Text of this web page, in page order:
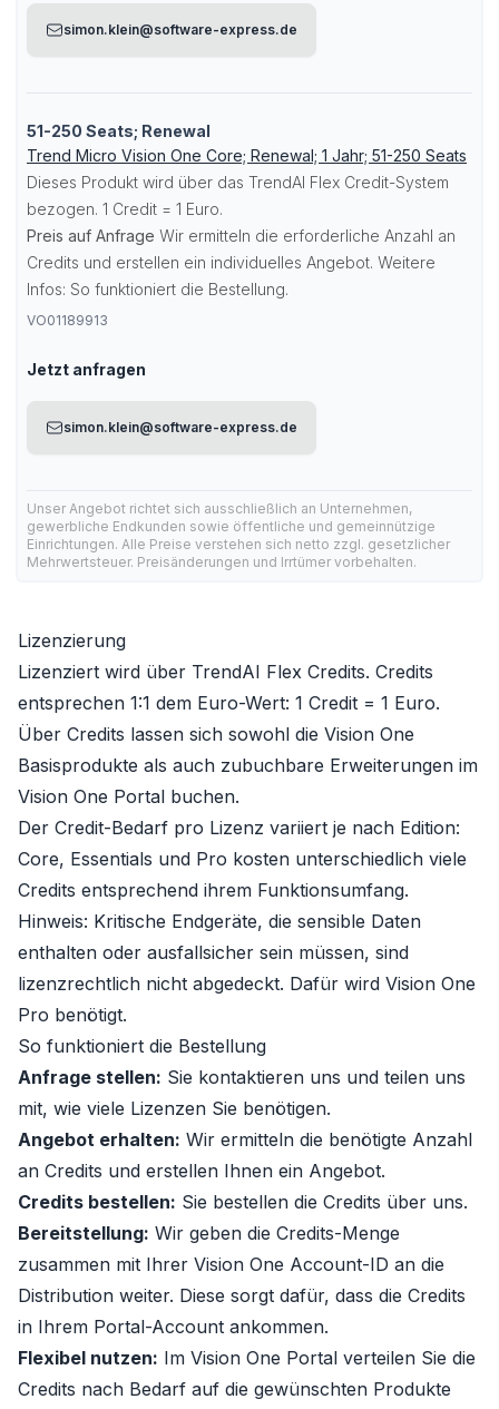
simon.klein@software-express.de
51-250 Seats; Renewal
Trend Micro Vision One Core; Renewal; 1 Jahr; 51-250 Seats
Dieses Produkt wird über das TrendAI Flex Credit-System
bezogen. 1 Credit = 1 Euro.
Preis auf Anfrage Wir ermitteln die erforderliche Anzahl an
Credits und erstellen ein individuelles Angebot. Weitere
Infos: So funktioniert die Bestellung.
VO01189913
Jetzt anfragen
simon.klein@software-express.de
Unser Angebot richtet sich ausschließlich an Unternehmen,
gewerbliche Endkunden sowie öffentliche und gemeinnützige
Einrichtungen. Alle Preise verstehen sich netto zzgl. gesetzlicher
Mehrwertsteuer. Preisänderungen und Irrtümer vorbehalten.
Lizenzierung
Lizenziert wird über TrendAI Flex Credits. Credits
entsprechen 1:1 dem Euro-Wert: 1 Credit = 1 Euro.
Über Credits lassen sich sowohl die Vision One
Basisprodukte als auch zubuchbare Erweiterungen im
Vision One Portal buchen.
Der Credit-Bedarf pro Lizenz variiert je nach Edition:
Core, Essentials und Pro kosten unterschiedlich viele
Credits entsprechend ihrem Funktionsumfang.
Hinweis: Kritische Endgeräte, die sensible Daten
enthalten oder ausfallsicher sein müssen, sind
lizenzrechtlich nicht abgedeckt. Dafür wird Vision One
Pro benötigt.
So funktioniert die Bestellung
Anfrage stellen: Sie kontaktieren uns und teilen uns
mit, wie viele Lizenzen Sie benötigen.
Angebot erhalten: Wir ermitteln die benötigte Anzahl
an Credits und erstellen Ihnen ein Angebot.
Credits bestellen: Sie bestellen die Credits über uns.
Bereitstellung: Wir geben die Credits-Menge
zusammen mit Ihrer Vision One Account-ID an die
Distribution weiter. Diese sorgt dafür, dass die Credits
in Ihrem Portal-Account ankommen.
Flexibel nutzen: Im Vision One Portal verteilen Sie die
Credits nach Bedarf auf die gewünschten Produkte